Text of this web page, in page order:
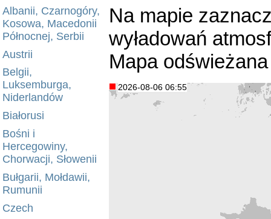
Albanii, Czarnogóry,
Kosowa, Macedonii
Północnej, Serbii
Austrii
Belgii,
Luksemburga,
Niderlandów
Białorusi
Bośni i
Hercegowiny,
Chorwacji, Słowenii
Bułgarii, Mołdawii,
Rumunii
Czech
Na mapie
wyładowań
Mapa
2026-08-06 06:55